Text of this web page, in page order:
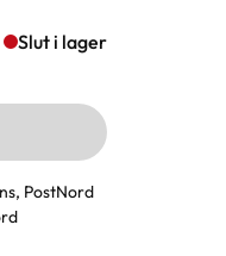
Slut i lager
PostNord